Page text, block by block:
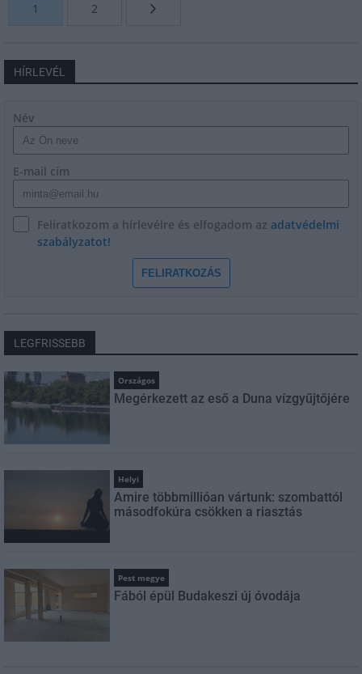
1 2
HÍRLEVÉL
Név
E-mail cím
Feliratkozom a hírlevélre és elfogadom az adatvédelmi
szabályzatot!
FELIRATKOZÁS
LEGFRISSEBB
Országos
Megérkezett az eső a Duna vízgyűjtőjére
Helyi
Amire többmillióan vártunk: szombattól
másodfokúra csökken a riasztás
Pest megye
Fából épül Budakeszi új óvodája